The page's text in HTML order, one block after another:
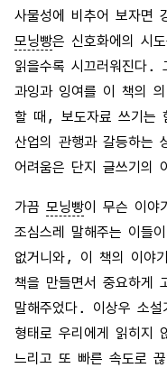
사물성에 비추어 보자면
모닝빵은 신호화에의 시
읽을수록 시끄러워진다.
과잉과 잉여를 이 책의
할 때, 보도자료 쓰기는
산업의 관행과 갈등하는
어려움은 단지 글쓰기의
가끔 모닝빵이 무슨 이야
조심스레 말해주는 이들
없거니와, 이 책의 이야
책을 만들면서 중요하게
말해주었다. 이상우 소
형태로 우리에게 읽히지
느리고 또 빠른 속도로